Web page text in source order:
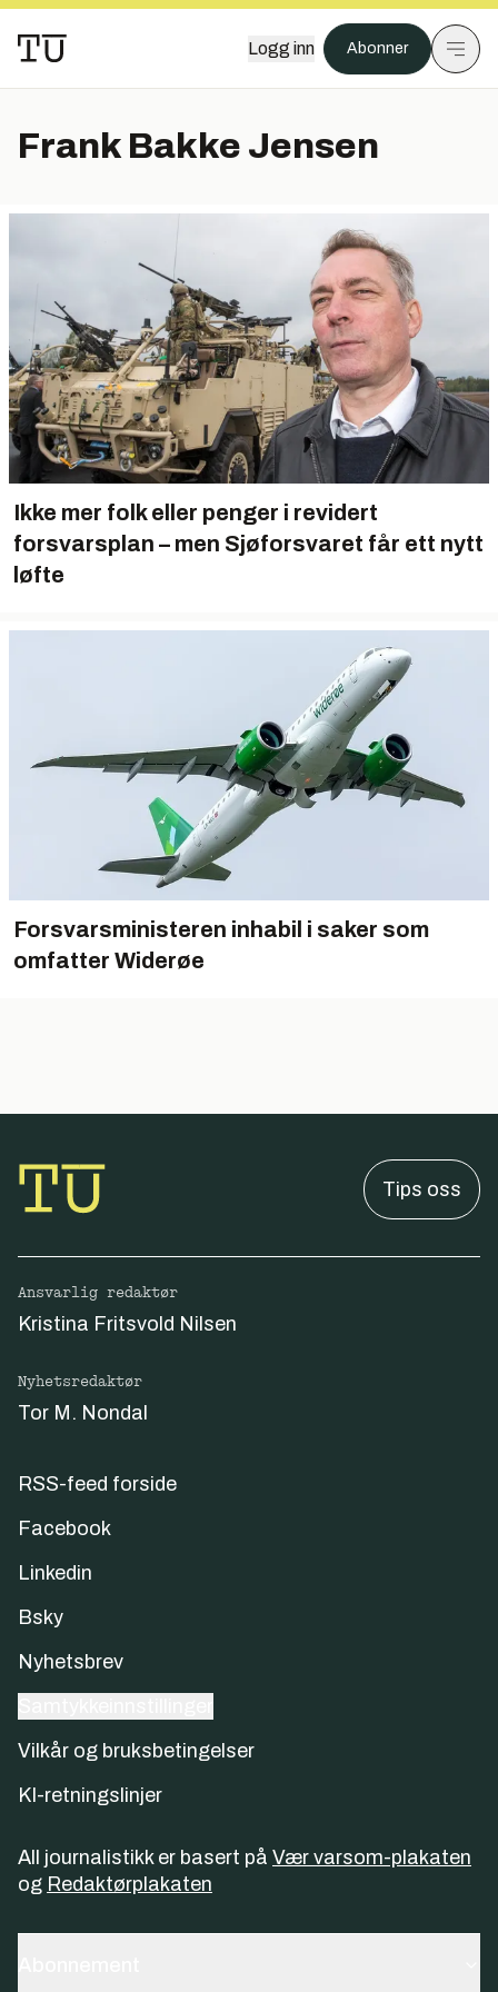
Logg inn Abonner
Frank Bakke Jensen
Ikke mer folk eller penger i revidert
forsvarsplan – men Sjøforsvaret får ett nytt
løfte
Forsvarsministeren inhabil i saker som
omfatter Widerøe
Tips oss
Ansvarlig redaktør
Kristina Fritsvold Nilsen
Nyhetsredaktør
Tor M. Nondal
RSS-feed forside
Facebook
Linkedin
Bsky
Nyhetsbrev
Vilkår og bruksbetingelser
KI-retningslinjer
All journalistikk er basert på Vær varsom-plakaten
og Redaktørplakaten